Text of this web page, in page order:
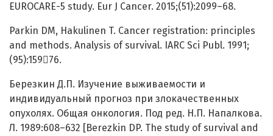
EUROCARE-5 study. Eur J Cancer. 2015;(51):2099–68.
Parkin DM, Hakulinen T. Cancer registration: principles
and methods. Analysis of survival. IARC Sci Publ. 1991;
(95):15976.
Березкин Д.П. Изучение выживаемости и
индивидуальный прогноз при злокачественных
опухолях. Общая онкология. Под ред. Н.П. Напалкова.
Л. 1989:608–632 [Berezkin DP. The study of survival and